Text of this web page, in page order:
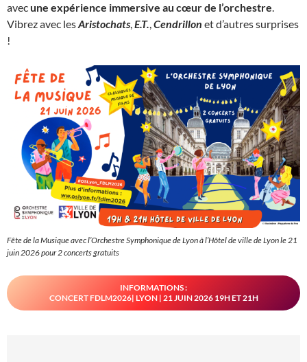
avecune expérience immersive au cœur de l’orchestre.
Vibrez avec lesAristochats,E.T.,Cendrillon et d’autres surprises
!
Fête de la Musique avec l’Orchestre Symphonique de Lyon à l’Hôtel de ville de Lyon le 21
juin 2026 pour 2 concerts gratuits
INFORMATIONS :
CONCERT FDLM2026| LYON | 21 JUIN 2026 19H ET 21H